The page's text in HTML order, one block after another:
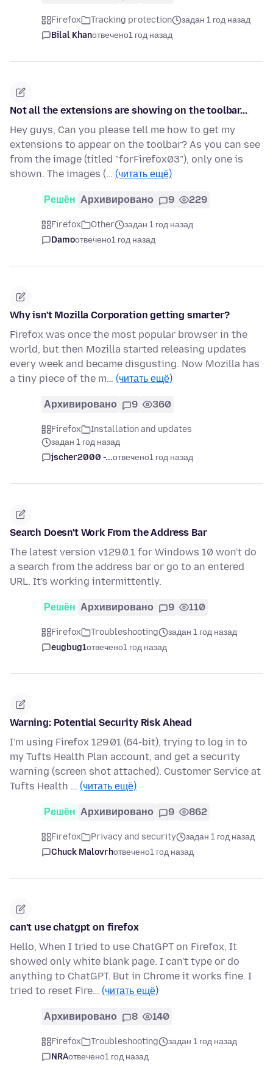
Firefox Tracking protection
задан 1 год назад
Bilal Khanотвечено1 год назад
Not all the extensions are showing on the toolbar...
Hey guys, Can you please tell me how to get my
extensions to appear on the toolbar? As you can see
from the image (titled "forFirefox03"), only one is
shown. The images (… (читать ещё)
Решён Архивировано 9 229
Firefox Other
задан 1 год назад
Damoотвечено1 год назад
Why isn't Mozilla Corporation getting smarter?
Firefox was once the most popular browser in the
world, but then Mozilla started releasing updates
every week and became disgusting. Now Mozilla has
a tiny piece of the m… (читать ещё)
Архивировано 9 360
Firefox
Installation and updates
задан 1 год назад
jscher2000 -...отвечено1 год назад
Search Doesn't Work From the Address Bar
The latest version v129.0.1 for Windows 10 won't do
a search from the address bar or go to an entered
URL. It's working intermittently.
Решён Архивировано 9 110
Firefox Troubleshooting
задан 1 год назад
eugbug1отвечено1 год назад
Warning: Potential Security Risk Ahead
I'm using Firefox 129.01 (64-bit), trying to log in to
my Tufts Health Plan account, and get a security
warning (screen shot attached). Customer Service at
Tufts Health … (читать ещё)
Решён Архивировано 9 862
Firefox Privacy and security
задан 1 год назад
Chuck Malovrhотвечено1 год назад
can't use chatgpt on firefox
Hello, When I tried to use ChatGPT on Firefox, It
showed only white blank page. I can't type or do
anything to ChatGPT. But in Chrome it works fine. I
tried to reset Fire… (читать ещё)
Архивировано 8 140
Firefox Troubleshooting
задан 1 год назад
NRAотвечено1 год назад